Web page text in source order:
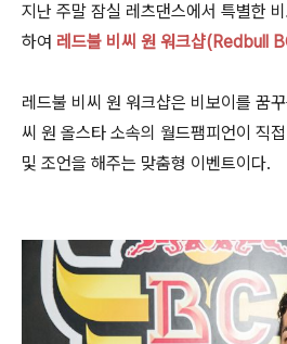
지난 주말 잠실 레츠댄스에서 특별한
하여 레드불 비씨 원 워크샵(Redbull
레드불 비씨 원 워크샵은 비보이를 꿈
씨 원 올스타 소속의 월드팸피언이 직
및 조언을 해주는 맞춤형 이벤트이다.